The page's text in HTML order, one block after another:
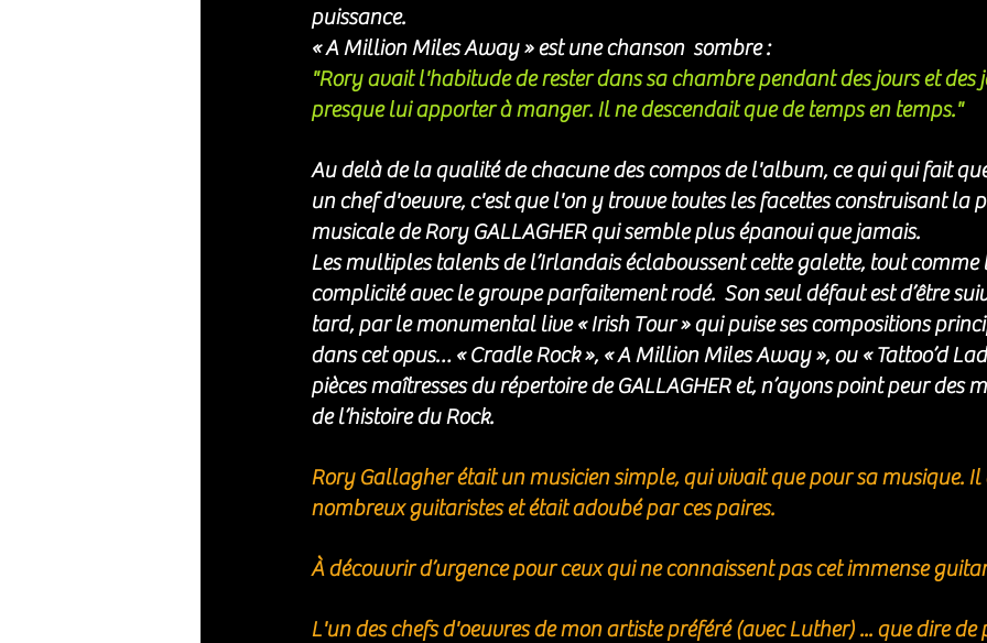
puissance.
« A Million Miles Away » est une chanson  sombre :
"Rory avait l'habitude de rester dans sa chambre pendant des jours et
presque lui apporter à manger. Il ne descendait que de temps en temps."
Au delà de la qualité de chacune des compos de l'album, ce qui qui fait
un chef d'oeuvre, c'est que l'on y trouve toutes les facettes construisant la
musicale de Rory GALLAGHER qui semble plus épanoui que jamais.
Les multiples talents de l’Irlandais éclaboussent cette galette, tout comme
complicité avec le groupe parfaitement rodé.  Son seul défaut est d’être
tard, par le monumental live « Irish Tour » qui puise ses compositions
dans cet opus… « Cradle Rock », « A Million Miles Away », ou « Tattoo’d
pièces maîtresses du répertoire de GALLAGHER et, n’ayons point peur des
de l’histoire du Rock.
Rory Gallagher était un musicien simple, qui vivait que pour sa musique.
nombreux guitaristes et était adoubé par ces paires.
À découvrir d’urgence pour ceux qui ne connaissent pas cet immense
L'un des chefs d'oeuvres de mon artiste préféré (avec Luther) ... que dire de